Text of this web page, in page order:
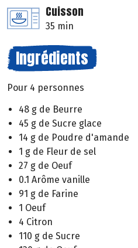
Cuisson
35 min
Ingrédients
Pour 4 personnes
48 g de Beurre
45 g de Sucre glace
14 g de Poudre d'amande
1 g de Fleur de sel
27 g de Oeuf
0.1 Arôme vanille
91 g de Farine
1 Oeuf
4 Citron
110 g de Sucre